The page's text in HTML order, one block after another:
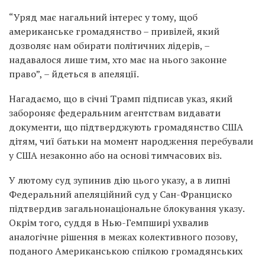
“Уряд має нагальний інтерес у тому, щоб
американське громадянство – привілей, який
дозволяє нам обирати політичних лідерів, –
надавалося лише тим, хто має на нього законне
право”, – йдеться в апеляції.
Нагадаємо, що в січні Трамп підписав указ, який
забороняє федеральним агентствам видавати
документи, що підтверджують громадянство США
дітям, чиї батьки на момент народження перебували
у США незаконно або на основі тимчасових віз.
У лютому суд зупинив дію цього указу, а в липні
Федеральний апеляційний суд у Сан-Франциско
підтвердив загальнонаціональне блокування указу.
Окрім того, суддя в Нью-Гемпширі ухвалив
аналогічне рішення в межах колективного позову,
поданого Американською спілкою громадянських